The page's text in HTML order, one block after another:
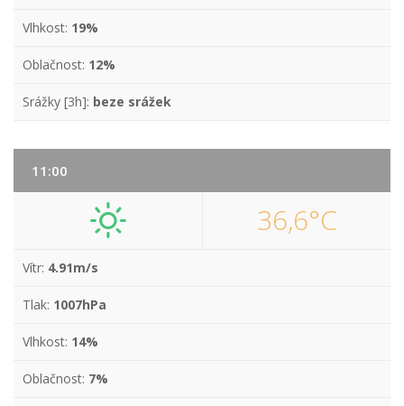
Vlhkost: 19%
Oblačnost: 12%
Srážky [3h]: beze srážek
11:00
36,6°C
Vítr: 4.91m/s
Tlak: 1007hPa
Vlhkost: 14%
Oblačnost: 7%